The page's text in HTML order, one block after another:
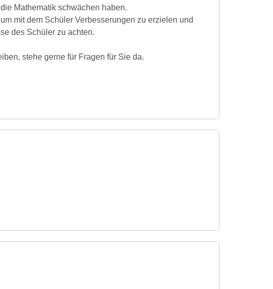
Mathematik schwächen haben.
mit dem Schüler Verbesserungen zu erzielen und
des Schüler zu achten.
stehe gerne für Fragen für Sie da.